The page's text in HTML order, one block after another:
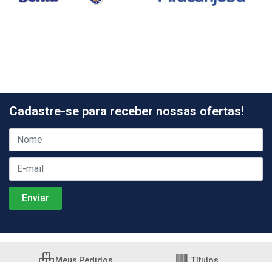
Cadastre-se para receber nossas ofertas!
Meus Pedidos Títulos